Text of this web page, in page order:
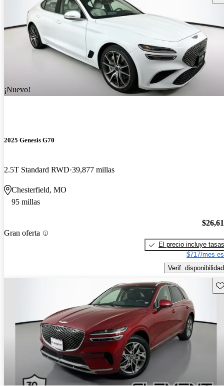
¡Nuevo!
2025 Genesis G70
2.5T Standard RWD 39,877 millas
Chesterfield, MO
95 millas
Gran oferta
El precio incluye tasas
$717/mes
Verif. disponibilidad